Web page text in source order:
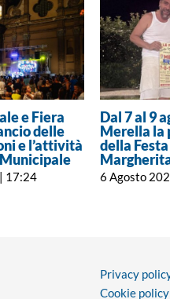
e Fiera
delle
e l’attività
17:24
Dal 7 al 9
Merella la
della
6 Agosto
Privacy
Cookie policy